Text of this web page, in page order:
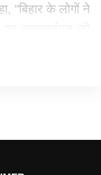
"बिहार के लोगों ने
में सौहाद्र्रपूर्ण